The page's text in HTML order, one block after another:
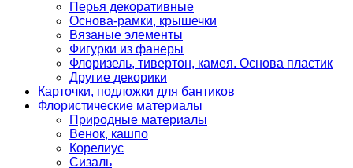
Перья декоративные
Основа-рамки, крышечки
Вязаные элементы
Фигурки из фанеры
Флоризель, тивертон, камея. Основа пластик
Другие декорики
Карточки, подложки для бантиков
Флористические материалы
Природные материалы
Венок, кашпо
Корелиус
Сизаль